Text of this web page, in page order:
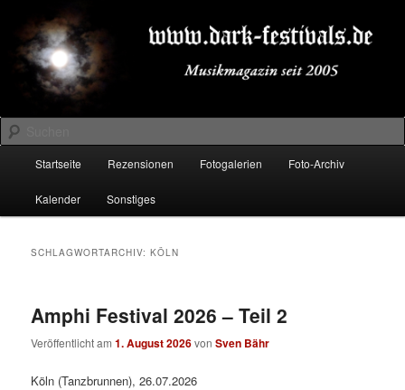
primären
Inhalt
springen
sekundären
Inhalt
springenDARK-FESTIVALS.DE
Suchen
Startseite Rezensionen Fotogalerien Foto-Archiv
Kalender Sonstiges
SCHLAGWORTARCHIV:KÖLN
Amphi Festival 2026 – Teil 2
Veröffentlicht am1. August 2026vonSven Bähr
Köln (Tanzbrunnen), 26.07.2026